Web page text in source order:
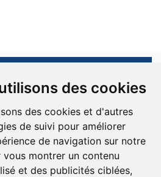
des cookies
des cookies et d'autres
de suivi pour améliorer
de navigation sur notre
vous montrer un contenu
et des publicités ciblées,
les droits sont réservés.